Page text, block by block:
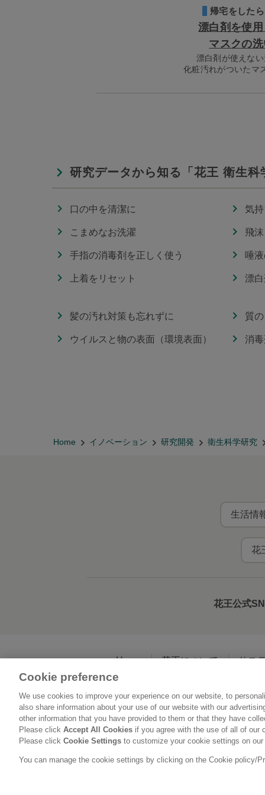
帰宅をした
漂白剤を使
マスクの
漂白剤が使えな
化粧汚れがついたマ
研究データから知る「花王 衛生科
口の中を清潔に 気
こまめなお洗濯 飛
手指の消毒剤を正しく使う 唾
上着をリセット 漂
髪の汚れ対策も忘れずに 質
ウイルスと物の表面（環境表面） 消
Home イノベーション 研究開発 衛生科学研究
生活情
花
花王公式
Home 花王について サス
利用規約 花王
Cookie preference
We use cookies to improve your experience on our website, to
also share information about your use of our website with our
other information that you have provided to them or that they have
Please click Accept All Cookies if you agree with the use of all of our
Please click Cookie Settings to customize your cookie settings on
You can manage the cookie settings by clicking on the Cookie policy/